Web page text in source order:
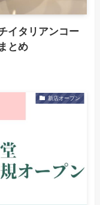
イタリアンコー
とめ
新店オープン